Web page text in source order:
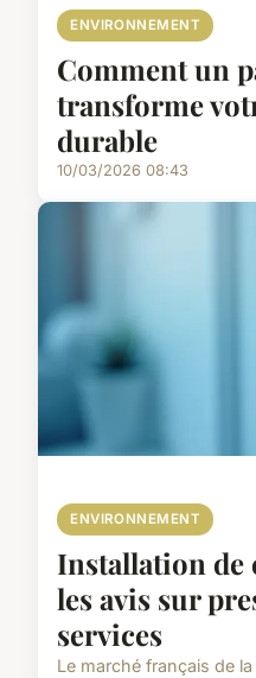
ENVIRONNEMENT
Comment un
transforme
durable
10/03/2026 08:43
ENVIRONNEMENT
Installation
les avis sur
services
Le marché français de